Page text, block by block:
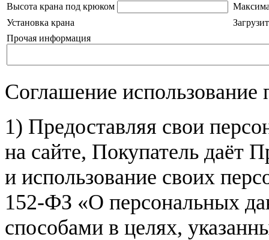
Высота крана под крюком
Установка крана
Прочая информация
Соглашение
1) Предоставляя свои
на сайте, Покупатель даёт
и использование своих
152-ФЗ «О персональных
способами в целях,